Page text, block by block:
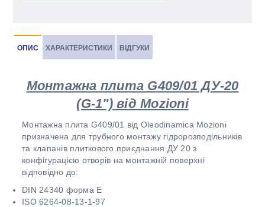
ОПИС ХАРАКТЕРИСТИКИ ВІДГУКИ
Монтажна плита G409/01 ДУ-20
(G-1") від Mozioni
Монтажна плита G409/01 від Oleodinamica Mozioni
призначена для трубного монтажу гідророзподільників
та клапанів плиткового приєднання ДУ 20 з
конфігурацією отворів на монтажній поверхні
відповідно до:
DIN 24340 форма Е
ISO 6264-08-13-1-97